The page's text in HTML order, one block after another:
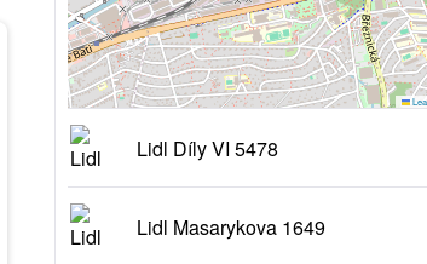
Lidl Díly VI 5478
Lidl Masarykova 1649